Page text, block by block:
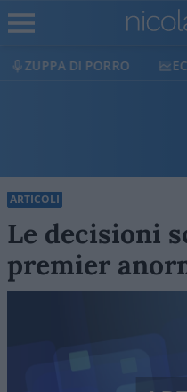
ECONOMIA
ARTICOLI
Le decisioni
premier